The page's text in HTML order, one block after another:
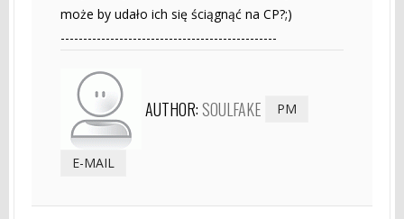
może by udało ich się ściągnąć na CP?;)
------------------------------------------------
AUTHOR:SOULFAKE PM
E-MAIL